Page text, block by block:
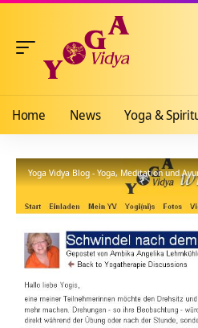
Home News Yoga &
Yoga Vidya Blog - Yoga, Meditation und